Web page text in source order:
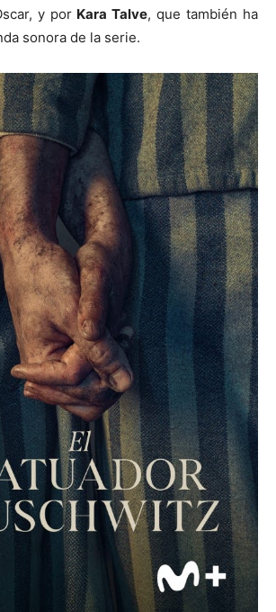
y por Kara Talve, que también ha
sonora de la serie.